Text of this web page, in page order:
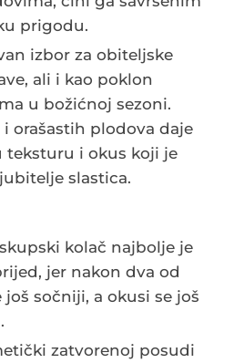
prigodu.
izbor za obiteljske
ali i kao poklon
u božićnoj sezoni.
orašastih plodova daje
teksturu i okus koji je
slastica.
kolač najbolje je
jer nakon dva od
sočniji, a okusi se još
zatvorenoj posudi